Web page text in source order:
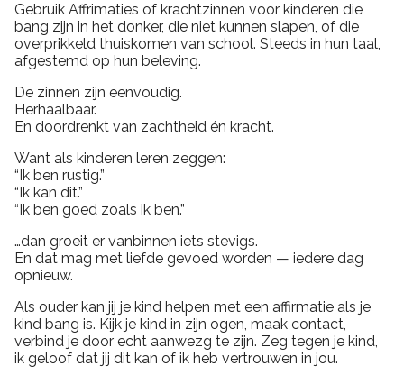
Gebruik Affrimaties of krachtzinnen voor kinderen die
bang zijn in het donker, die niet kunnen slapen, of die
overprikkeld thuiskomen van school. Steeds in hun taal,
afgestemd op hun beleving.
De zinnen zijn eenvoudig.
Herhaalbaar.
En doordrenkt van zachtheid én kracht.
Want als kinderen leren zeggen:
“Ik ben rustig.”
“Ik kan dit.”
“Ik ben goed zoals ik ben.”
…dan groeit er vanbinnen iets stevigs.
En dat mag met liefde gevoed worden — iedere dag
opnieuw.
Als ouder kan jij je kind helpen met een affirmatie als je
kind bang is. Kijk je kind in zijn ogen, maak contact,
verbind je door echt aanwezg te zijn. Zeg tegen je kind,
ik geloof dat jij dit kan of ik heb vertrouwen in jou.